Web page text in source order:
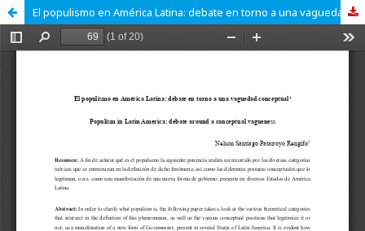
El populismo en América Latina: debate en torno a una vaguedad conceptual